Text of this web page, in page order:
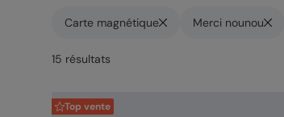
Carte magnétique Merci nounou
15 résultats
Top vente